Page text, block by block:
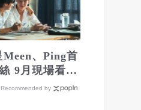
、Ping首
9月現場看兩
應
Recommended by